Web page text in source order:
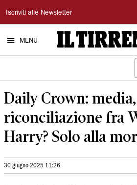
Il
Tirreno
Iscriviti alle Newsletter
MENU
Daily Crown:
riconciliazione fra
Harry? Solo alla
30 giugno 2025 11:26